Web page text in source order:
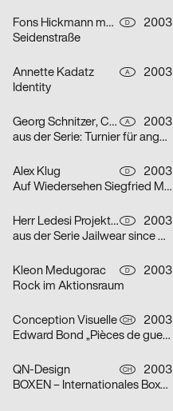
Fons Hickmann m23 D
2003
Seidenstraße
Annette Kadatz A
2003
Identity
Georg Schnitzer, Christoph Priglinger, Oliver Laric A
2003
aus der Serie: Turnier für angewandten Fussball 3
Alex Klug D
2003
Auf Wiedersehen Siegfried Maser
Herr Ledesi Projekt- und Werbeagentur D
2003
aus der Serie Jailwear since 1898: HAEFTLING Tasche
Kleon Medugorac D
2003
Rock im Aktionsraum
Conception Visuelle CH
2003
Edward Bond „Pièces de guerre I-II“
QN-Design CH
2003
BOXEN – Internationales Boxmeeting